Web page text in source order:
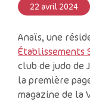
22 avril 2024
Anaïs, une
Établissements
club de judo
la première
magazine de la